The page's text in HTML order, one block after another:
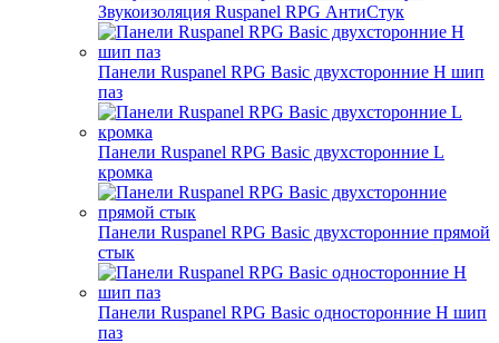
Звукоизоляция Ruspanel RPG АнтиСтук
Панели Ruspanel RPG Basic двухсторонние H шип
паз
Панели Ruspanel RPG Basic двухсторонние L
кромка
Панели Ruspanel RPG Basic двухсторонние прямой
стык
Панели Ruspanel RPG Basic односторонние H шип
паз